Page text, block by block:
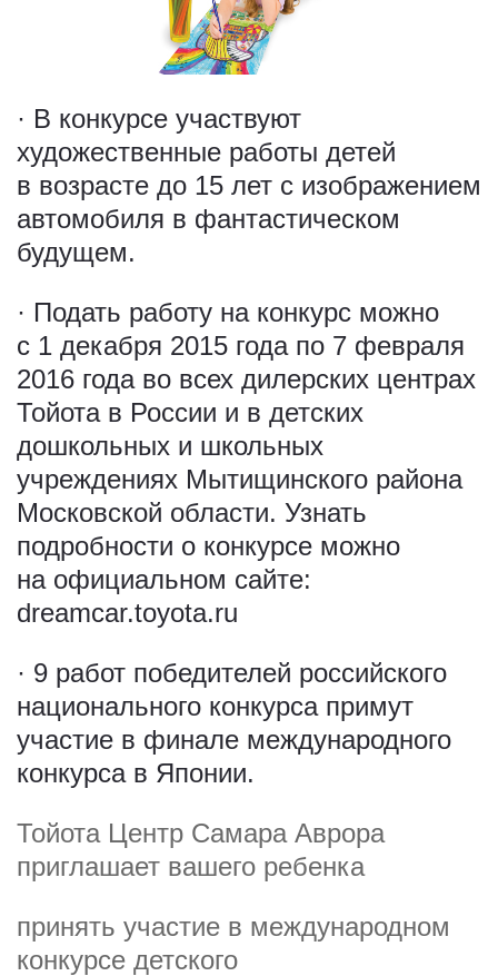
· В конкурсе участвуют
художественные работы детей
в возрасте до 15 лет с изображением
автомобиля в фантастическом
будущем.
· Подать работу на конкурс можно
с 1 декабря 2015 года по 7 февраля
2016 года во всех дилерских центрах
Тойота в России и в детских
дошкольных и школьных
учреждениях Мытищинского района
Московской области. Узнать
подробности о конкурсе можно
на официальном сайте:
dreamcar.toyota.ru
· 9 работ победителей российского
национального конкурса примут
участие в финале международного
конкурса в Японии.
Тойота Центр Самара Аврора
приглашает вашего ребенка
принять участие в международном
конкурсе детского